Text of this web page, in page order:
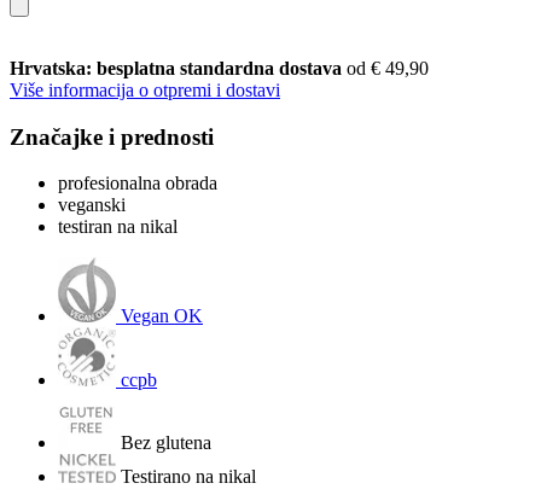
Hrvatska: besplatna standardna dostava od € 49,90
Više informacija o otpremi i dostavi
Značajke i prednosti
profesionalna obrada
veganski
testiran na nikal
Vegan OK
ccpb
Bez glutena
Testirano na nikal